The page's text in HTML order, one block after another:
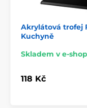
Akrylátová trofej
Kuchyně
Skladem v e-
118 Kč